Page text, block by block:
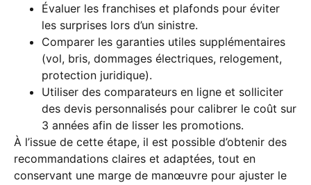
Évaluer les franchises et plafonds pour éviter
les surprises lors d’un sinistre.
Comparer les garanties utiles supplémentaires
(vol, bris, dommages électriques, relogement,
protection juridique).
Utiliser des comparateurs en ligne et solliciter
des devis personnalisés pour calibrer le coût sur
3 années afin de lisser les promotions.
À l’issue de cette étape, il est possible d’obtenir des
recommandations claires et adaptées, tout en
conservant une marge de manœuvre pour ajuster le